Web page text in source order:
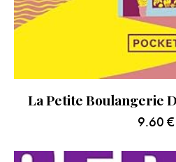
La Petite Boulangerie
9.60 €